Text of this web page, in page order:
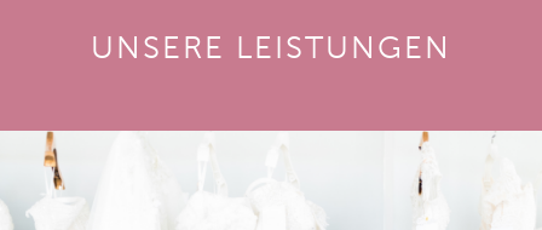
UNSERE LEISTUNGEN